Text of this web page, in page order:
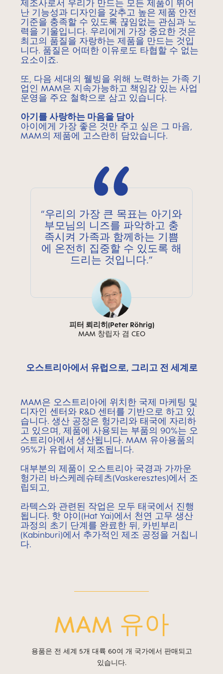
제조사로서 우리가 만드는 모든 제품이 뛰어
난 기능성과 디자인을 갖추고 높은 제품 안전
기준을 충족할 수 있도록 끊임없는 관심과 노
력을 기울입니다. 우리에게 가장 중요한 것은
최고의 품질을 자랑하는 제품을 만드는 것입
니다. 품질은 어떠한 이유로도 타협할 수 없는
요소이죠.
또, 다음 세대의 웰빙을 위해 노력하는 가족 기
업인 MAM은 지속가능하고 책임감 있는 사업
운영을 주요 철학으로 삼고 있습니다.
아기를 사랑하는 마음을 담아
아이에게 가장 좋은 것만 주고 싶은 그 마음,
MAM의 제품에 고스란히 담았습니다.
“우리의 가장 큰 목표는 아기와
부모님의 니즈를 파악하고 충
족시켜 가족과 함께하는 기쁨
에 온전히 집중할 수 있도록 해
드리는 것입니다.”
피터 뢰리히(Peter Röhrig)
MAM 창립자 겸 CEO
오스트리아에서 유럽으로, 그리고 전 세계로
MAM은 오스트리아에 위치한 국제 마케팅 및
디자인 센터와 R&D 센터를 기반으로 하고 있
습니다. 생산 공장은 헝가리와 태국에 자리하
고 있으며, 제품에 사용되는 부품의 90%는 오
스트리아에서 생산됩니다. MAM 유아용품의
95%가 유럽에서 제조됩니다.
대부분의 제품이 오스트리아 국경과 가까운
헝가리 바스케레슈테츠(Vaskeresztes)에서 조
립되고,
라텍스와 관련된 작업은 모두 태국에서 진행
됩니다. 핫 야이(Hat Yai)에서 천연 고무 생산
과정의 초기 단계를 완료한 뒤, 카빈부리
(Kabinburi)에서 추가적인 제조 공정을 거칩니
다.
MAM 유아
용품은 전 세계 5개 대륙 60여 개 국가에서 판매되고
있습니다.